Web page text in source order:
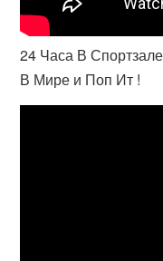
24 Часа В
В Мире и Поп Ит !